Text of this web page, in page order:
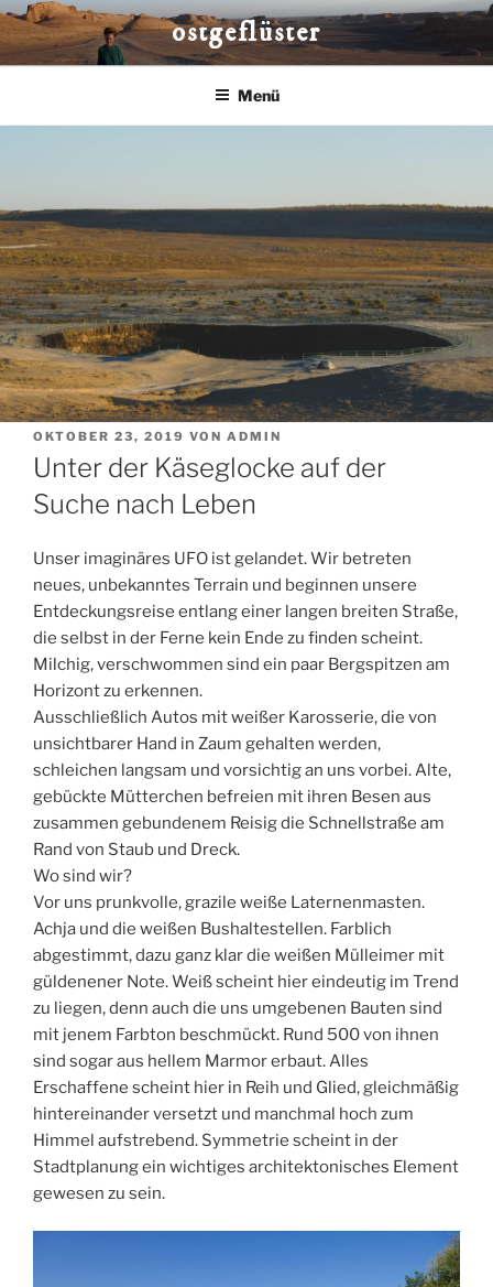
Zum
Inhalt
springen
ostgeflüster
Menü
VERÖFFENTLICHT
AM
OKTOBER 23, 2019 VON ADMIN
Unter der Käseglocke auf der
Suche nach Leben
Unser imaginäres UFO ist gelandet. Wir betreten
neues, unbekanntes Terrain und beginnen unsere
Entdeckungsreise entlang einer langen breiten Straße,
die selbst in der Ferne kein Ende zu finden scheint.
Milchig, verschwommen sind ein paar Bergspitzen am
Horizont zu erkennen.
Ausschließlich Autos mit weißer Karosserie, die von
unsichtbarer Hand in Zaum gehalten werden,
schleichen langsam und vorsichtig an uns vorbei. Alte,
gebückte Mütterchen befreien mit ihren Besen aus
zusammen gebundenem Reisig die Schnellstraße am
Rand von Staub und Dreck.
Wo sind wir?
Vor uns prunkvolle, grazile weiße Laternenmasten.
Achja und die weißen Bushaltestellen. Farblich
abgestimmt, dazu ganz klar die weißen Mülleimer mit
güldenener Note. Weiß scheint hier eindeutig im Trend
zu liegen, denn auch die uns umgebenen Bauten sind
mit jenem Farbton beschmückt. Rund 500 von ihnen
sind sogar aus hellem Marmor erbaut. Alles
Erschaffene scheint hier in Reih und Glied, gleichmäßig
hintereinander versetzt und manchmal hoch zum
Himmel aufstrebend. Symmetrie scheint in der
Stadtplanung ein wichtiges architektonisches Element
gewesen zu sein.